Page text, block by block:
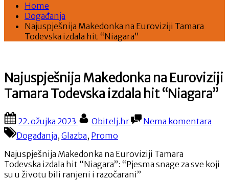
Home
Događanja
Najuspješnija Makedonka na Euroviziji Tamara
Todevska izdala hit “Niagara”
Najuspješnija Makedonka na Euroviziji
Tamara Todevska izdala hit “Niagara”
Posted
on
22. ožujka 2023 By
Obitelj.hr Nema komentara
Događanja, Glazba, Promo
Najuspješnija Makedonka na Euroviziji Tamara
Todevska izdala hit “Niagara”: “Pjesma snage za sve koji
su u životu bili ranjeni i razočarani”